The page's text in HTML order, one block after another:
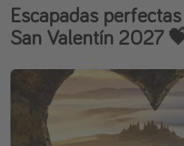
Viajes en familia
Vacaciones de Playa
Viajes para singles
Escapadas románticas
Más temas
Escapadas
San Valentín 2027